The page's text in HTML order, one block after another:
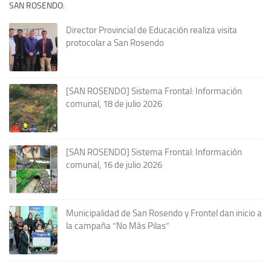
SAN ROSENDO:
Director Provincial de Educación realiza visita
protocolar a San Rosendo
[SAN ROSENDO] Sistema Frontal: Información
comunal, 18 de julio 2026
[SAN ROSENDO] Sistema Frontal: Información
comunal, 16 de julio 2026
Municipalidad de San Rosendo y Frontel dan inicio a
la campaña “No Más Pilas”